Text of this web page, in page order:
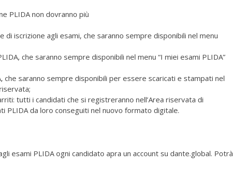
PLIDA non dovranno più
iscrizione agli esami, che saranno sempre disponibili nel menu
che saranno sempre disponibili nel menu “I miei esami PLIDA”
che saranno sempre disponibili per essere scaricati e stampati nel
tutti i candidati che si registreranno nell’Area riservata di
PLIDA da loro conseguiti nel nuovo formato digitale.
esami PLIDA ogni candidato apra un account su dante.global. Potrà